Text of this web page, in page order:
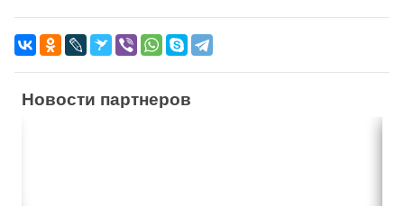
Новости партнеров